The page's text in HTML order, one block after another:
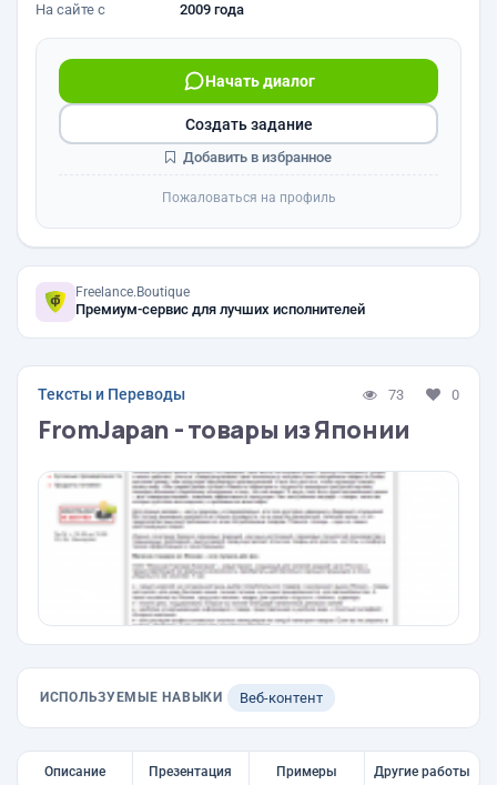
На сайте с
2009 года
Начать диалог
Создать задание
Добавить в избранное
Пожаловаться на профиль
Freelance.Boutique
Премиум-сервис для лучших исполнителей
Тексты и Переводы 73 0
FromJapan - товары из Японии
ИСПОЛЬЗУЕМЫЕ НАВЫКИ Веб-контент
Описание Презентация Примеры Другие работы